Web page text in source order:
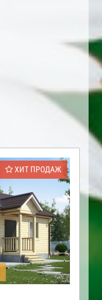
ХИТ ПРОДАЖ